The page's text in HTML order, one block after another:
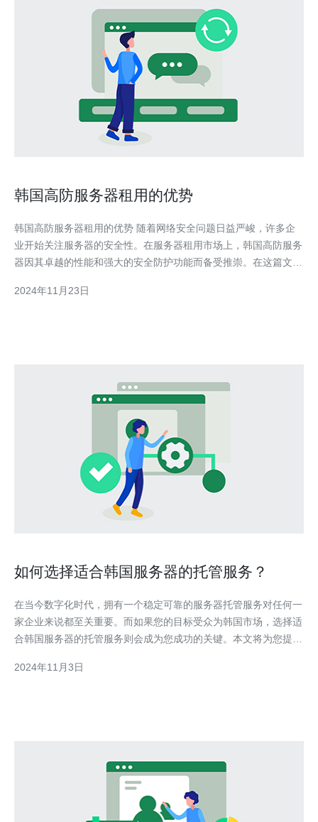
韩国高防服务器租用的优势
韩国高防服务器租用的优势 随着网络安全问题日益严峻，许多企
业开始关注服务器的安全性。在服务器租用市场上，韩国高防服务
器因其卓越的性能和强大的安全防护功能而备受推崇。在这篇文章
务器拥有出色的网络基础设施和宽带连接速度。作为一个技术发达
2024年11月23日
如何选择适合韩国服务器的托管服务？
在当今数字化时代，拥有一个稳定可靠的服务器托管服务对任何一
家企业来说都至关重要。而如果您的目标受众为韩国市场，选择适
合韩国服务器的托管服务则会成为您成功的关键。本文将为您提供
托管服务。 1. 首先确定需求 在选择韩国服务器托管服务之前，您
2024年11月3日